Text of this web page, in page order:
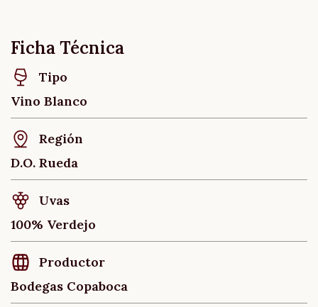
Ficha Técnica
Tipo
Vino Blanco
Región
D.O. Rueda
Uvas
100% Verdejo
Productor
Bodegas Copaboca